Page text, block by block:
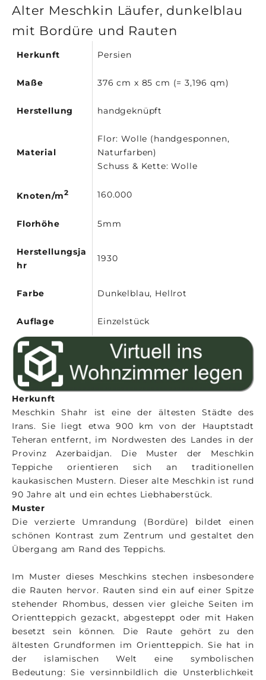
Alter Meschkin Läufer, dunkelblau
mit Bordüre und Rauten
Herkunft Persien
Maße 376 cm x 85 cm (= 3,196 qm)
Herstellung handgeknüpft
Material
Flor: Wolle (handgesponnen,
Naturfarben)
Schuss & Kette: Wolle
Knoten/m2 160.000
Florhöhe 5mm
Herstellungsja
hr
1930
Farbe Dunkelblau, Hellrot
Auflage Einzelstück
Herkunft
Meschkin Shahr ist eine der ältesten Städte des
Irans. Sie liegt etwa 900 km von der Hauptstadt
Teheran entfernt, im Nordwesten des Landes in der
Provinz Azerbaidjan. Die Muster der Meschkin
Teppiche orientieren sich an traditionellen
kaukasischen Mustern. Dieser alte Meschkin ist rund
90 Jahre alt und ein echtes Liebhaberstück.
Muster
Die verzierte Umrandung (Bordüre) bildet einen
schönen Kontrast zum Zentrum und gestaltet den
Übergang am Rand des Teppichs.
Im Muster dieses Meschkins stechen insbesondere
die Rauten hervor. Rauten sind ein auf einer Spitze
stehender Rhombus, dessen vier gleiche Seiten im
Orientteppich gezackt, abgesteppt oder mit Haken
besetzt sein können. Die Raute gehört zu den
ältesten Grundformen im Orientteppich. Sie hat in
der islamischen Welt eine symbolischen
Bedeutung: Sie versinnbildlich die Unsterblichkeit